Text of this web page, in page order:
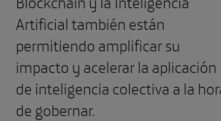
Artificial también están
permitiendo amplificar su
impacto y acelerar la aplicación
de inteligencia colectiva a la
de gobernar.